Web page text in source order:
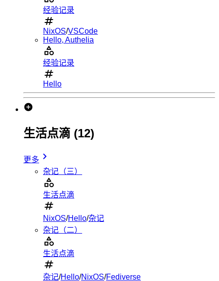
经验记录
NixOS/VSCode
Hello, Authelia
经验记录
Hello
生活点滴 (12)
更多
杂记（三）
生活点滴
NixOS/Hello/杂记
杂记（二）
生活点滴
杂记/Hello/NixOS/Fediverse